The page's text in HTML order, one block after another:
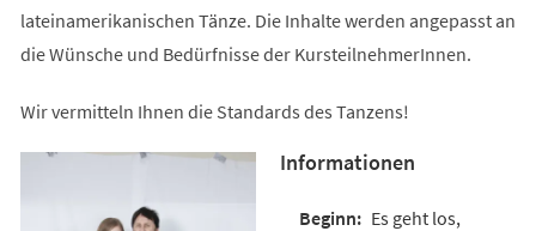
lateinamerikanischen Tänze. Die Inhalte werden angepasst an
die Wünsche und Bedürfnisse der KursteilnehmerInnen.
Wir vermitteln Ihnen die Standards des Tanzens!
Informationen
Es geht los,